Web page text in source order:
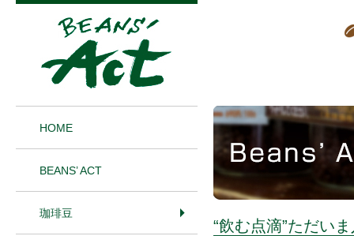
“飲む点滴”ただい
HOME
BEANS’ ACT
珈琲豆